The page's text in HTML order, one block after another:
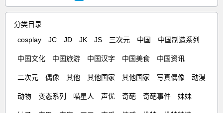
分类目录
cosplay
JC JD JK JS 三次元 中国 中国制造系列
中国文化 中国旅游 中国汉字 中国美食 中国资讯
二次元 偶像 其他 其他国家 其他国家 写真偶像 动漫
动物 变态系列 喵星人 声优 奇葩 奇葩事件 妹妹